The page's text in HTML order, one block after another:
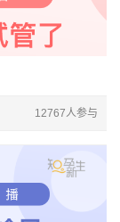
12767人参与